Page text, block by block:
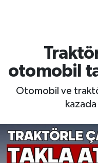
otomobil
Otomobil ve